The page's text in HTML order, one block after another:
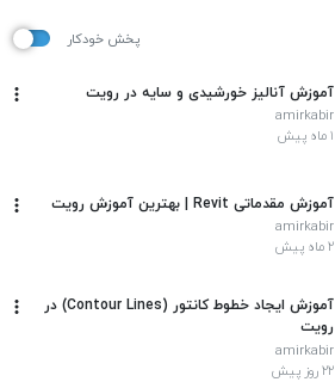
پخش خودکار
آموزش آنالیز خورشیدی و سایه در رویت
amirkabir
۱ ماه پیش
آموزش مقدماتی Revit | بهترین آموزش رویت
amirkabir
۲ ماه پیش
آموزش ایجاد خطوط کانتور (Contour Lines) در
رویت
amirkabir
۲۲ روز پیش